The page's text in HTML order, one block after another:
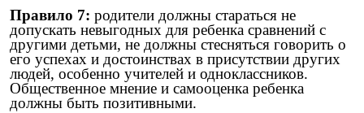
Правило 7: родители должны стараться не
допускать невыгодных для ребенка сравнений с
другими детьми, не должны стесняться говорить о
его успехах и достоинствах в присутствии других
людей, особенно учителей и одноклассников.
Общественное мнение и самооценка ребенка
должны быть позитивными.